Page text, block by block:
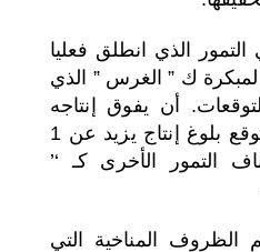
الذي انطلق فعليا
ك ” الغرس ” الذي
أن يفوق إنتاجه
600 ألف قنطار فيما يتوقع بلوغ إنتاج يزيد عن 1
التمور الأخرى كـ ‘’
الظروف المناخية التي